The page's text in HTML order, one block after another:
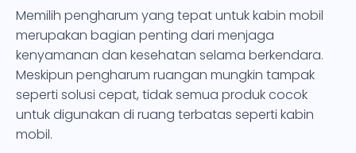
Memilih pengharum yang tepat untuk kabin mobil
merupakan bagian penting dari menjaga
kenyamanan dan kesehatan selama berkendara.
Meskipun pengharum ruangan mungkin tampak
seperti solusi cepat, tidak semua produk cocok
untuk digunakan di ruang terbatas seperti kabin
mobil.